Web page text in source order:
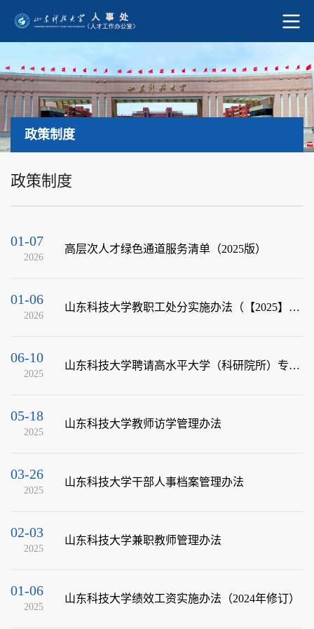
政策制度
政策制度
01-07
2026
高层次人才绿色通道服务清单（2025版）
01-06
2026
山东科技大学教职工处分实施办法（【2025】36号）
06-10
2025
山东科技大学聘请高水平大学（科研院所）专家来校指导帮扶工作暂行办法
05-18
2025
山东科技大学教师访学管理办法
03-26
2025
山东科技大学干部人事档案管理办法
02-03
2025
山东科技大学兼职教师管理办法
01-06
2025
山东科技大学绩效工资实施办法（2024年修订）